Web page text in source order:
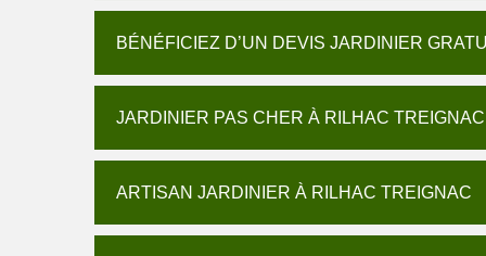
BÉNÉFICIEZ D’UN DEVIS JARDINIER
JARDINIER PAS CHER À RILHAC TREIGNAC
ARTISAN JARDINIER À RILHAC TREIGNAC